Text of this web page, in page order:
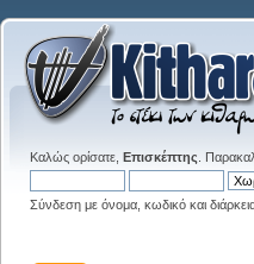
Καλώς ορίσατε, Επισκέπτης .
Σύνδεση με όνομα, κωδικό και